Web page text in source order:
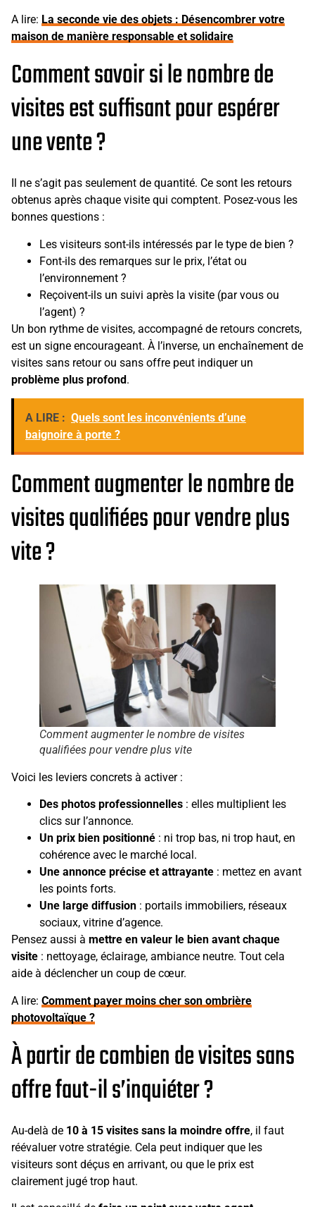
A lire: La seconde vie des objets : Désencombrer votre
maison de manière responsable et solidaire
Comment savoir si le nombre de
visites est suffisant pour espérer
une vente ?
Il ne s’agit pas seulement de quantité. Ce sont les retours
obtenus après chaque visite qui comptent. Posez-vous les
bonnes questions :
Les visiteurs sont-ils intéressés par le type de bien ?
Font-ils des remarques sur le prix, l’état ou
l’environnement ?
Reçoivent-ils un suivi après la visite (par vous ou
l’agent) ?
Un bon rythme de visites, accompagné de retours concrets,
est un signe encourageant. À l’inverse, un enchaînement de
visites sans retour ou sans offre peut indiquer un
problème plus profond.
A LIRE : Quels sont les inconvénients d’une
baignoire à porte ?
Comment augmenter le nombre de
visites qualifiées pour vendre plus
vite ?
Comment augmenter le nombre de visites
qualifiées pour vendre plus vite
Voici les leviers concrets à activer :
Des photos professionnelles : elles multiplient les
clics sur l’annonce.
Un prix bien positionné : ni trop bas, ni trop haut, en
cohérence avec le marché local.
Une annonce précise et attrayante : mettez en avant
les points forts.
Une large diffusion : portails immobiliers, réseaux
sociaux, vitrine d’agence.
Pensez aussi à mettre en valeur le bien avant chaque
visite : nettoyage, éclairage, ambiance neutre. Tout cela
aide à déclencher un coup de cœur.
A lire: Comment payer moins cher son ombrière
photovoltaïque ?
À partir de combien de visites sans
offre faut-il s’inquiéter ?
Au-delà de 10 à 15 visites sans la moindre offre, il faut
réévaluer votre stratégie. Cela peut indiquer que les
visiteurs sont déçus en arrivant, ou que le prix est
clairement jugé trop haut.